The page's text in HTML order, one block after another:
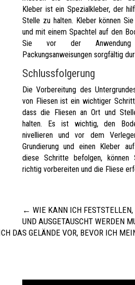
Kleber ist ein Spezialkleber, der
Stelle zu halten. Kleber können
und mit einem Spachtel auf den
Sie vor der
Packungsanweisungen sorgfältig
Schlussfolgerung
Die Vorbereitung des
von Fliesen ist ein wichtiger
dass die Fliesen an Ort und
halten. Es ist wichtig, den
nivellieren und vor dem
Grundierung und einen Kleber
diese Schritte befolgen, können
richtig vorbereiten und die Fliese
← WIE KANN ICH
UND AUSGETAUSCHT WERDEN
DAS GELÄNDE VOR, BEVOR ICH